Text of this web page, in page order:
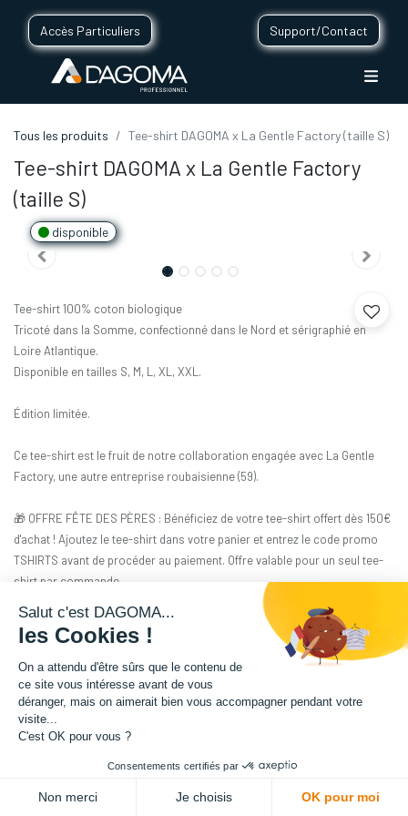
Accès Particuliers Support/Contact
Tous les produits Tee-shirt DAGOMA x La Gentle Factory (taille S)
Tee-shirt DAGOMA x La Gentle Factory
(taille S)
disponible
Tee-shirt 100% coton biologique
Tricoté dans la Somme, confectionné dans le Nord et sérigraphié en
Loire Atlantique.
Disponible en tailles S, M, L, XL, XXL.
Édition limitée.
Ce tee-shirt est le fruit de notre collaboration engagée avec La Gentle
Factory, une autre entreprise roubaisienne (59).
🎁 OFFRE FÊTE DES PÈRES : Bénéficiez de votre tee-shirt offert dès 150€
d'achat ! Ajoutez le tee-shirt dans votre panier et entrez le code promo
TSHIRTS avant de procéder au paiement. Offre valable pour un seul tee-
shirt par commande.
(29,17€ TVA comprise
Salut c'est DAGOMA...
les Cookies !
On a attendu d'être sûrs que le contenu de
ce site vous intéresse avant de vous
déranger, mais on aimerait bien vous accompagner pendant votre
visite...
C'est OK pour vous ?
Consentements certifiés par
Non merci Je choisis OK pour moi